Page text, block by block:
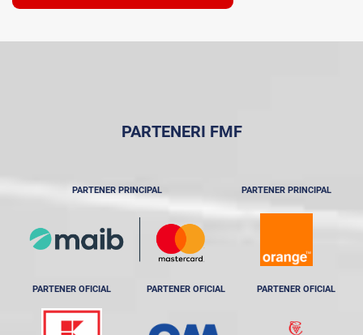
PARTENERI FMF
PARTENER PRINCIPAL PARTENER PRINCIPAL
PARTENER OFICIAL PARTENER OFICIAL PARTENER OFICIAL